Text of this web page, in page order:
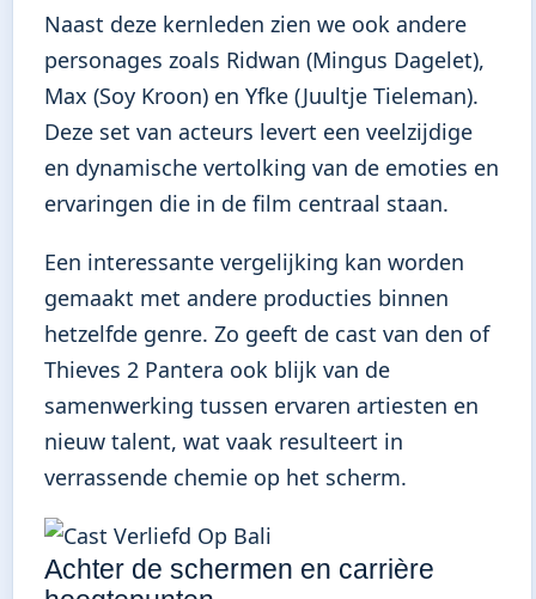
Naast deze kernleden zien we ook andere
personages zoals Ridwan (Mingus Dagelet),
Max (Soy Kroon) en Yfke (Juultje Tieleman).
Deze set van acteurs levert een veelzijdige
en dynamische vertolking van de emoties en
ervaringen die in de film centraal staan.
Een interessante vergelijking kan worden
gemaakt met andere producties binnen
hetzelfde genre. Zo geeft de cast van den of
Thieves 2 Pantera ook blijk van de
samenwerking tussen ervaren artiesten en
nieuw talent, wat vaak resulteert in
verrassende chemie op het scherm.
Achter de schermen en carrière